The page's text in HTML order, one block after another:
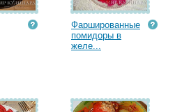
Фаршированные
помидоры в
желе...